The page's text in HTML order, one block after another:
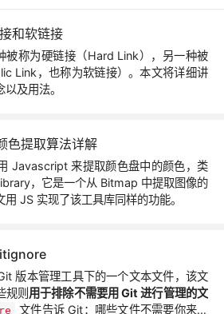
和软链接
被称为硬链接（Hard Link），另一种被
Link，也称为软链接）。本文将详细讲
及用法。
提取算法详解
Javascript 来提取颜色盘中的颜色，类
，它是一个从 Bitmap 中提取图像的
JS 实现了该工具库同样的功能。
版本管理工具下的一个文本文件，该文
规则 用于排除不需要用 Git 进行管理的文
文件告诉 Git：哪些文件不需要你来管